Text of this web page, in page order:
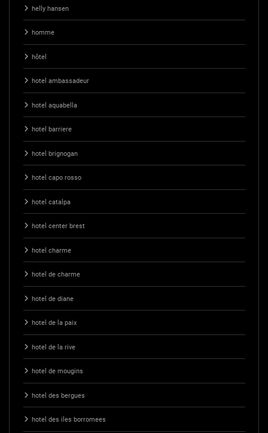
helly hansen
homme
hôtel
hotel ambassadeur
hotel aquabella
hotel barriere
hotel brignogan
hotel capo rosso
hotel catalpa
hotel center brest
hotel charme
hotel de charme
hotel de diane
hotel de la paix
hotel de la rive
hotel de mougins
hotel des bergues
hotel des iles borromees